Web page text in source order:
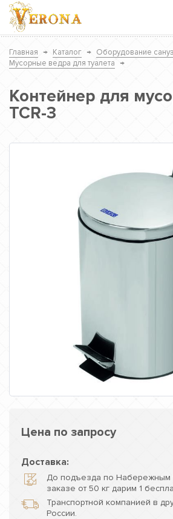
Главная → Каталог → Оборудование
Мусорные ведра для туалета
→
Контейнер для
TCR-3
Цена по запросу
Доставка:
До подъезда по Набережным
заказе от 50 кг дарим 1
Транспортной компанией в
России.